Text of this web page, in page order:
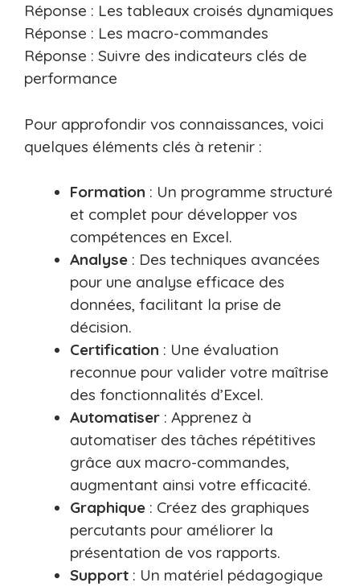
Réponse : Les tableaux croisés dynamiques
Réponse : Les macro-commandes
Réponse : Suivre des indicateurs clés de
performance
Pour approfondir vos connaissances, voici
quelques éléments clés à retenir :
Formation : Un programme structuré
et complet pour développer vos
compétences en Excel.
Analyse : Des techniques avancées
pour une analyse efficace des
données, facilitant la prise de
décision.
Certification : Une évaluation
reconnue pour valider votre maîtrise
des fonctionnalités d’Excel.
Automatiser : Apprenez à
automatiser des tâches répétitives
grâce aux macro-commandes,
augmentant ainsi votre efficacité.
Graphique : Créez des graphiques
percutants pour améliorer la
présentation de vos rapports.
Support : Un matériel pédagogique